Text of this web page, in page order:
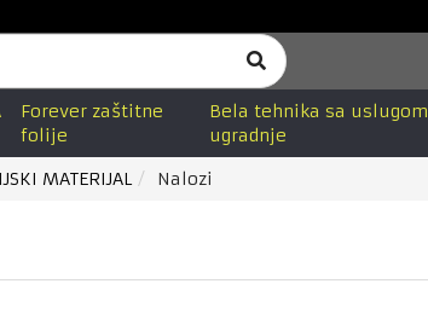
Forever zaštitne
folije
Bela tehnika sa uslugom
ugradnje
MATERIJAL Nalozi